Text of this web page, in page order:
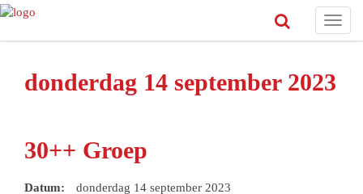
donderdag 14 september 2023
30++ Groep
Datum:
donderdag 14 september 2023